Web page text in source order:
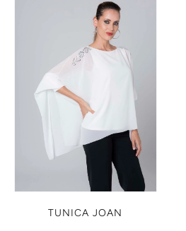
TUNICA JOAN